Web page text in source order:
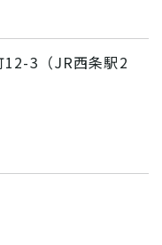
12-3（JR西条駅2